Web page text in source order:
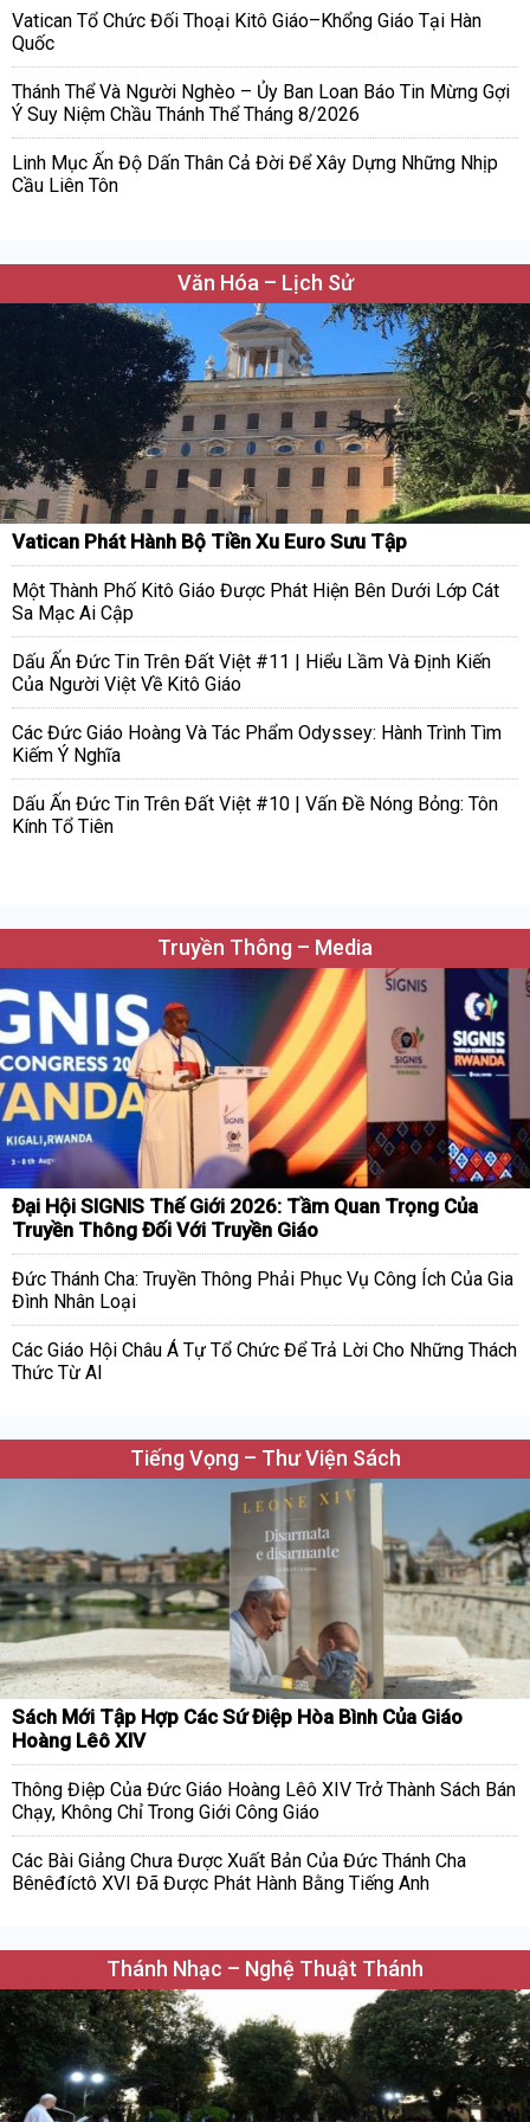
Vatican Tổ Chức Đối Thoại Kitô Giáo–Khổng Giáo Tại Hàn
Quốc
Thánh Thể Và Người Nghèo – Ủy Ban Loan Báo Tin Mừng Gợi
Ý Suy Niệm Chầu Thánh Thể Tháng 8/2026
Linh Mục Ấn Độ Dấn Thân Cả Đời Để Xây Dựng Những Nhịp
Cầu Liên Tôn
Văn Hóa – Lịch Sử
Vatican Phát Hành Bộ Tiền Xu Euro Sưu Tập
Một Thành Phố Kitô Giáo Được Phát Hiện Bên Dưới Lớp Cát
Sa Mạc Ai Cập
Dấu Ấn Đức Tin Trên Đất Việt #11 | Hiểu Lầm Và Định Kiến
Của Người Việt Về Kitô Giáo
Các Đức Giáo Hoàng Và Tác Phẩm Odyssey: Hành Trình Tìm
Kiếm Ý Nghĩa
Dấu Ấn Đức Tin Trên Đất Việt #10 | Vấn Đề Nóng Bỏng: Tôn
Kính Tổ Tiên
Truyền Thông – Media
Đại Hội SIGNIS Thế Giới 2026: Tầm Quan Trọng Của
Truyền Thông Đối Với Truyền Giáo
Đức Thánh Cha: Truyền Thông Phải Phục Vụ Công Ích Của Gia
Đình Nhân Loại
Các Giáo Hội Châu Á Tự Tổ Chức Để Trả Lời Cho Những Thách
Thức Từ AI
Tiếng Vọng – Thư Viện Sách
Sách Mới Tập Hợp Các Sứ Điệp Hòa Bình Của Giáo
Hoàng Lêô XIV
Thông Điệp Của Đức Giáo Hoàng Lêô XIV Trở Thành Sách Bán
Chạy, Không Chỉ Trong Giới Công Giáo
Các Bài Giảng Chưa Được Xuất Bản Của Đức Thánh Cha
Bênêđíctô XVI Đã Được Phát Hành Bằng Tiếng Anh
Thánh Nhạc – Nghệ Thuật Thánh